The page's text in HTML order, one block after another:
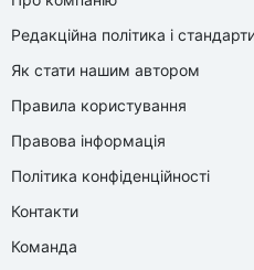
Редакційна політика і
Як стати нашим автором
Правила користування
Правова інформація
Політика конфіденційності
Контакти
Команда